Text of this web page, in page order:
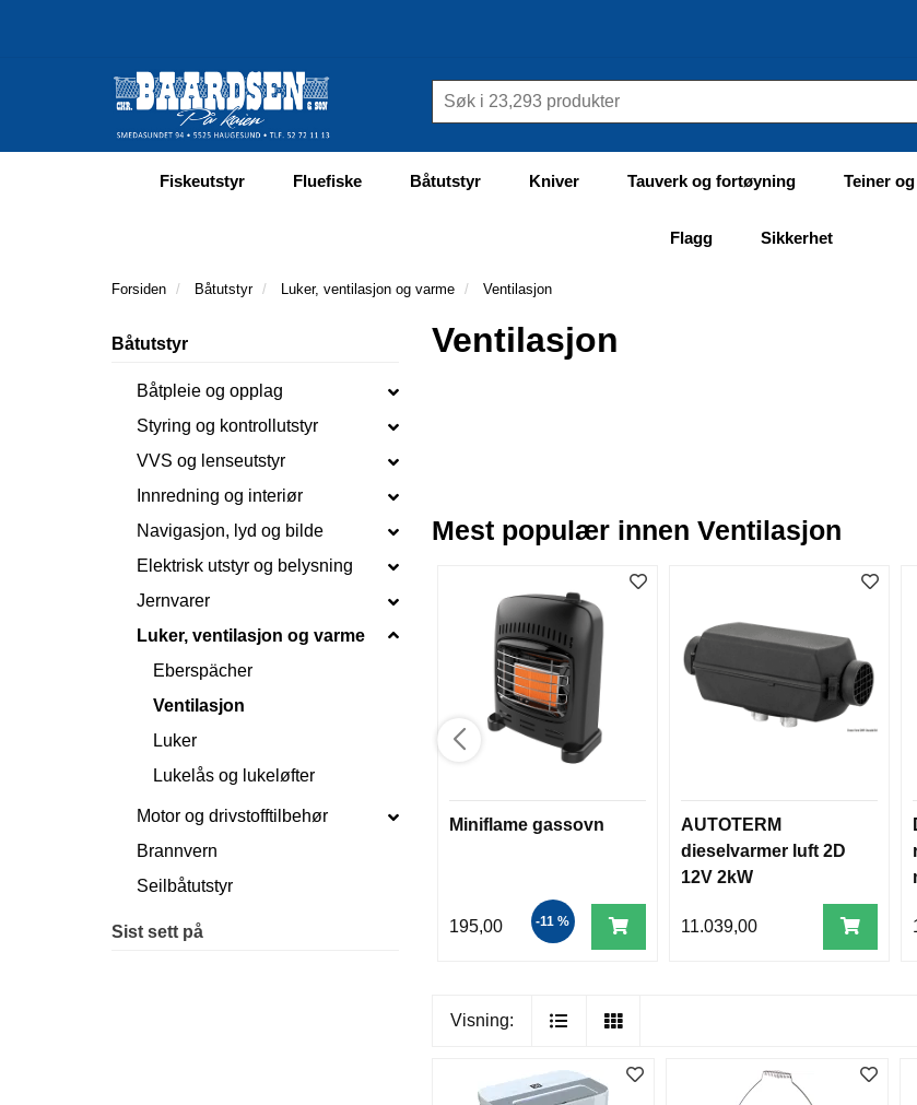
Fiskeutstyr Fluefiske Båtutstyr Kniver Tauverk og fortøyning Teiner
Flagg Sikkerhet
Forsiden Båtutstyr Luker, ventilasjon og varme Ventilasjon
Båtutstyr
Båtpleie og opplag
Styring og kontrollutstyr
VVS og lenseutstyr
Innredning og interiør
Navigasjon, lyd og bilde
Elektrisk utstyr og belysning
Jernvarer
Luker, ventilasjon og varme
Eberspächer
Ventilasjon
Luker
Lukelås og lukeløfter
Motor og drivstofftilbehør
Brannvern
Seilbåtutstyr
Sist sett på
Ventilasjon
Mest populær innen Ventilasjon
Miniflame gassovn
195,00 -11 %
AUTOTERM
dieselvarmer luft 2D
12V 2kW
11.039,00
Visning: